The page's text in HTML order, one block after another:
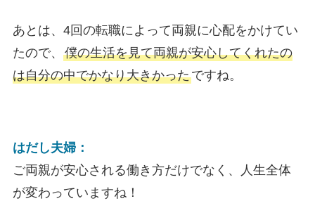
あとは、4回の転職によって両親に心配をかけてい
たので、 僕の生活を見て両親が安心してくれたの
は自分の中でかなり大きかったですね。
はだし夫婦：
ご両親が安心される働き方だけでなく、人生全体
が変わっていますね！